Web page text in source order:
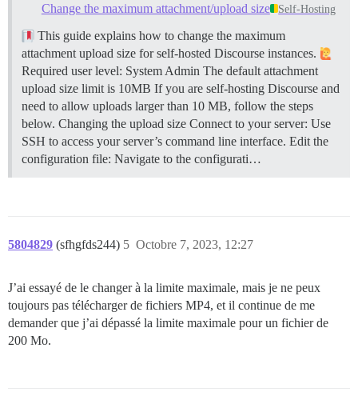
Change the maximum attachment/upload size Self-Hosting
This guide explains how to change the maximum
attachment upload size for self-hosted Discourse instances.
Required user level: System Admin The default attachment
upload size limit is 10MB If you are self-hosting Discourse and
need to allow uploads larger than 10 MB, follow the steps
below. Changing the upload size Connect to your server: Use
SSH to access your server’s command line interface. Edit the
configuration file: Navigate to the configurati…
5804829 (sfhgfds244) Octobre 7, 2023, 12:27
5
J’ai essayé de le changer à la limite maximale, mais je ne peux
toujours pas télécharger de fichiers MP4, et il continue de me
demander que j’ai dépassé la limite maximale pour un fichier de
200 Mo.